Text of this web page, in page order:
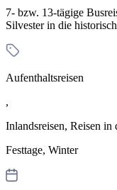
7- bzw. 13-tägige
Silvester in die
Aufenthaltsreisen
,
Inlandsreisen, Reisen in
Festtage, Winter